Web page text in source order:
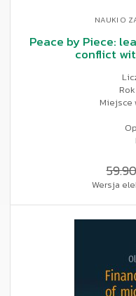
NAUKI O
Peace by Piece:
conflict
Miejsce
Wersja